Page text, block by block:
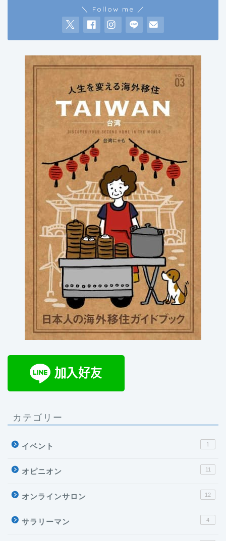
＼ Follow me ／
カテゴリー
イベント 1
オピニオン 11
オンラインサロン 12
サラリーマン 4